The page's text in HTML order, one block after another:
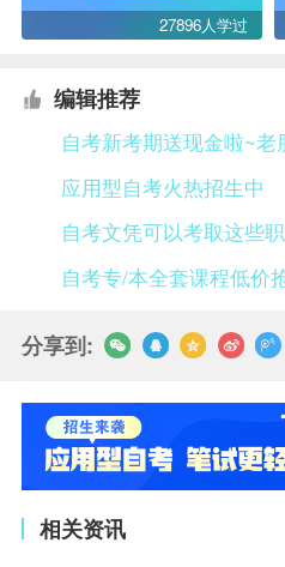
27896人学过
编辑推荐
自考新考期送现金啦~老
应用型自考火热招生中
自考文凭可以考取这些
自考专/本全套课程低价
分享到:
相关资讯